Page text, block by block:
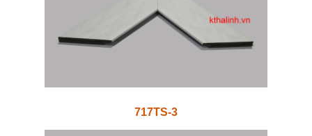
717TS-3